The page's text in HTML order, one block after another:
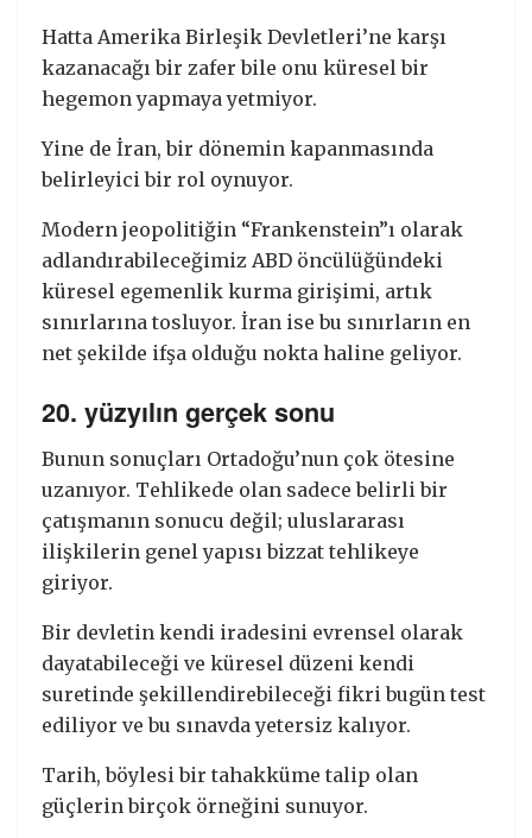
Hatta Amerika Birleşik Devletleri’ne karşı
kazanacağı bir zafer bile onu küresel bir
hegemon yapmaya yetmiyor.
Yine de İran, bir dönemin kapanmasında
belirleyici bir rol oynuyor.
Modern jeopolitiğin “Frankenstein”ı olarak
adlandırabileceğimiz ABD öncülüğündeki
küresel egemenlik kurma girişimi, artık
sınırlarına tosluyor. İran ise bu sınırların en
net şekilde ifşa olduğu nokta haline geliyor.
20. yüzyılın gerçek sonu
Bunun sonuçları Ortadoğu’nun çok ötesine
uzanıyor. Tehlikede olan sadece belirli bir
çatışmanın sonucu değil; uluslararası
ilişkilerin genel yapısı bizzat tehlikeye
giriyor.
Bir devletin kendi iradesini evrensel olarak
dayatabileceği ve küresel düzeni kendi
suretinde şekillendirebileceği fikri bugün test
ediliyor ve bu sınavda yetersiz kalıyor.
Tarih, böylesi bir tahakküme talip olan
güçlerin birçok örneğini sunuyor.